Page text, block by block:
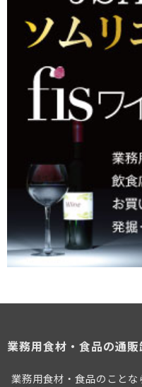
業務用食材・食品の通
業務用食材・食品のことな